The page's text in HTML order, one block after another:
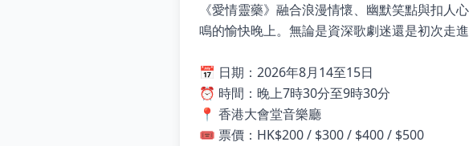
《愛情靈藥》融合浪漫情懷、幽默笑點與扣
鳴的愉快晚上。無論是資深歌劇迷還是初次走
📅 日期：2026年8月14至15日
⏰ 時間：晚上7時30分至9時30分
📍 香港大會堂音樂廳
🎟 票價：HK$200 / $300 / $400 / $500